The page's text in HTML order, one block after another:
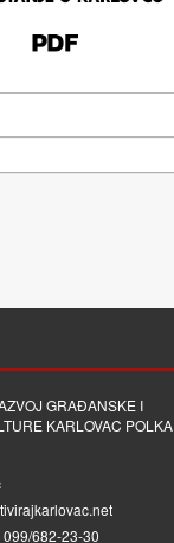
GRAĐANSKE I
KARLOVAC POLKA
682-23-30